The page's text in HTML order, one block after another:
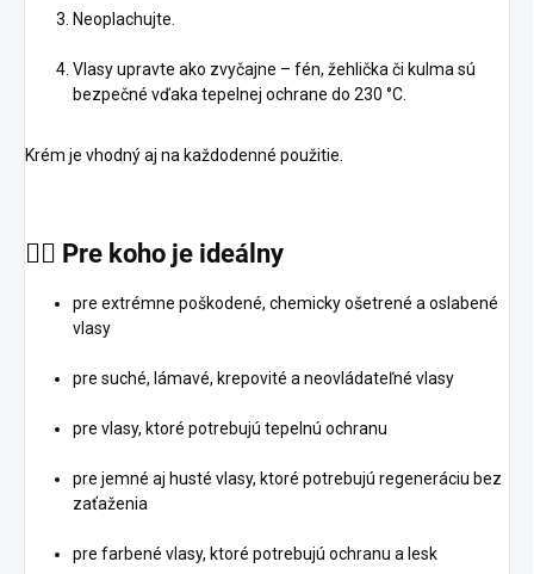
Neoplachujte.
Vlasy upravte ako zvyčajne – fén, žehlička či kulma sú
bezpečné vďaka tepelnej ochrane do 230 °C.
Krém je vhodný aj na každodenné použitie.
💁‍♀️ Pre koho je ideálny
pre extrémne poškodené, chemicky ošetrené a oslabené
vlasy
pre suché, lámavé, krepovité a neovládateľné vlasy
pre vlasy, ktoré potrebujú tepelnú ochranu
pre jemné aj husté vlasy, ktoré potrebujú regeneráciu bez
zaťaženia
pre farbené vlasy, ktoré potrebujú ochranu a lesk